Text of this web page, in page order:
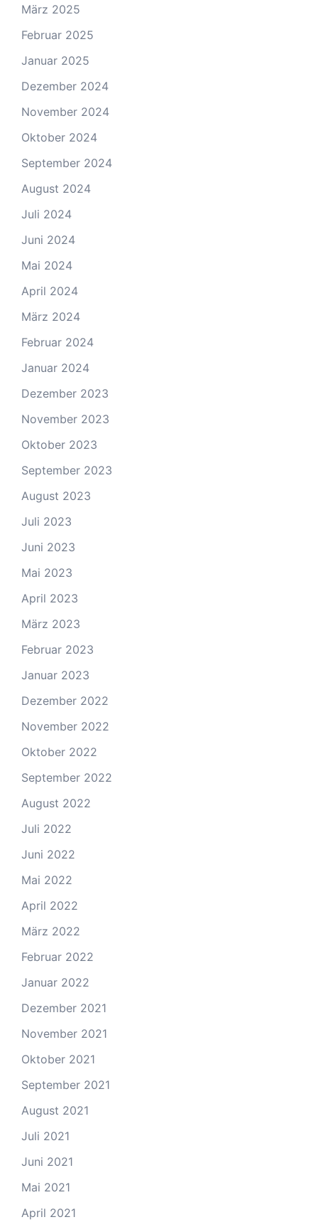
März 2025
Februar 2025
Januar 2025
Dezember 2024
November 2024
Oktober 2024
September 2024
August 2024
Juli 2024
Juni 2024
Mai 2024
April 2024
März 2024
Februar 2024
Januar 2024
Dezember 2023
November 2023
Oktober 2023
September 2023
August 2023
Juli 2023
Juni 2023
Mai 2023
April 2023
März 2023
Februar 2023
Januar 2023
Dezember 2022
November 2022
Oktober 2022
September 2022
August 2022
Juli 2022
Juni 2022
Mai 2022
April 2022
März 2022
Februar 2022
Januar 2022
Dezember 2021
November 2021
Oktober 2021
September 2021
August 2021
Juli 2021
Juni 2021
Mai 2021
April 2021